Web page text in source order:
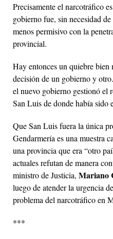
Precisamente el narcotráfico
gobierno fue, sin necesidad
menos permisivo con la
provincial.
Hay entonces un quiebre bien
decisión de un gobierno y
el nuevo gobierno gestionó el
San Luis de donde había sido
Que San Luis fuera la única
Gendarmería es una muestra
una provincia que era “otro
actuales refutan de manera
ministro de Justicia, Mariano
luego de atender la urgencia
problema del narcotráfico en
***